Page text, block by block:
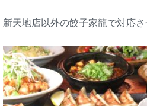
新天地店以外の餃子家龍で対応